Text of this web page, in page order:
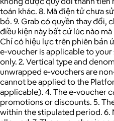
toán khác. 8. Mã điện tử chưa
bỏ. 9. Grab có quyền thay đổi,
điều kiện này bất cứ lúc nào
Chỉ có hiệu lực trên phiên bản
e-voucher is applicable to
only. 2. Vertical type and
unwrapped e-vouchers are
cannot be applied to the
applicable). 4. The e-voucher
promotions or discounts. 5.
within the stipulated period. 6.